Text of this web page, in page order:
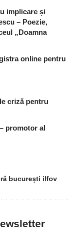
implicare și
– Poezie,
„Doamna
online pentru
criză pentru
promotor al
bucurești ilfov